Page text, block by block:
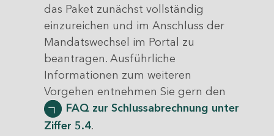
das Paket zunächst vollständig
einzureichen und im Anschluss der
Mandatswechsel im Portal zu
beantragen. Ausführliche
Informationen zum weiteren
Vorgehen entnehmen Sie gern den
FAQ zur Schlussabrechnung unter
Ziffer 5.4.